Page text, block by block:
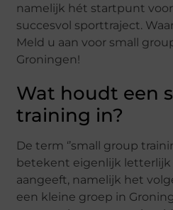
namelijk hét startpunt
succesvol sporttraject.
Meld u aan voor small
Groningen!
Wat houdt een
training in?
De term ‘’small group
betekent eigenlijk letterlijk
aangeeft, namelijk het
een kleine groep in